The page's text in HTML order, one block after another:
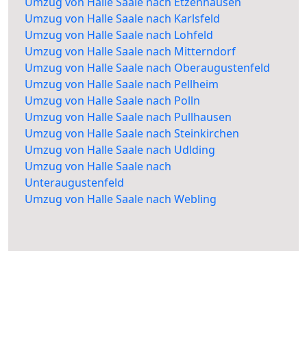
Umzug von Halle Saale nach Karlsfeld
Umzug von Halle Saale nach Lohfeld
Umzug von Halle Saale nach Mitterndorf
Umzug von Halle Saale nach Oberaugustenfeld
Umzug von Halle Saale nach Pellheim
Umzug von Halle Saale nach Polln
Umzug von Halle Saale nach Pullhausen
Umzug von Halle Saale nach Steinkirchen
Umzug von Halle Saale nach Udlding
Umzug von Halle Saale nach
Unteraugustenfeld
Umzug von Halle Saale nach Webling